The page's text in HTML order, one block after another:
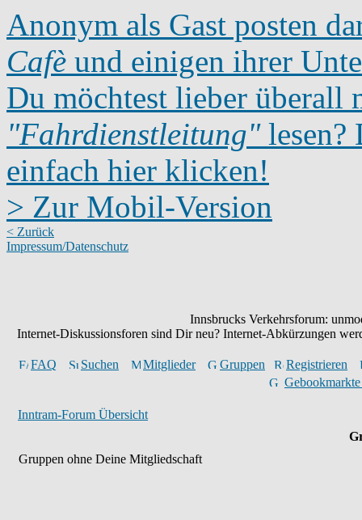
Anonym als Gast posten
Cafè und einigen ihrer
Du möchtest lieber überall
"Fahrdienstleitung"lesen?
einfach hier klicken!
> Zur Mobil-Version
< Zurück
Impressum/Datenschutz
Innsbrucks Verkehrsforum:
Internet-Diskussionsforen sind Dir neu? Internet-Abkürzungen
FAQ Suchen Mitglieder Gruppen
Registrieren
Inntram-Forum Übersicht
Gruppen ohne Deine Mitgliedschaft